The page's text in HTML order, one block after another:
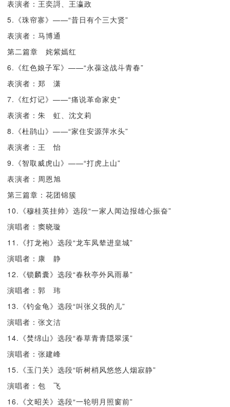
表演者：王奕謌、王瀛政
5.《珠帘寨》——“昔日有个三大贤”
表演者：马博通
第二篇章 姹紫嫣红
6.《红色娘子军》——“永葆这战斗青春”
表演者：郑 潇
7.《红灯记》——“痛说革命家史”
表演者：朱 虹、沈文莉
8.《杜鹃山》——“家住安源萍水头”
表演者：王 怡
9.《智取威虎山》——“打虎上山”
表演者：周恩旭
第三篇章：花团锦簇
10.《穆桂英挂帅》选段“一家人闻边报雄心振奋”
演唱者：窦晓璇
11.《打龙袍》选段“龙车凤辇进皇城”
演唱者：康 静
12.《锁麟囊》选段“春秋亭外风雨暴”
演唱者：郭 玮
13.《钓金龟》选段“叫张义我的儿”
演唱者：张文洁
14.《焚绵山》选段“春草青青隠翠溪”
演唱者：张建峰
15.《玉门关》选段“听树梢风悠悠人烟寂静”
演唱者：包 飞
16.《文昭关》选段“一轮明月照窗前”